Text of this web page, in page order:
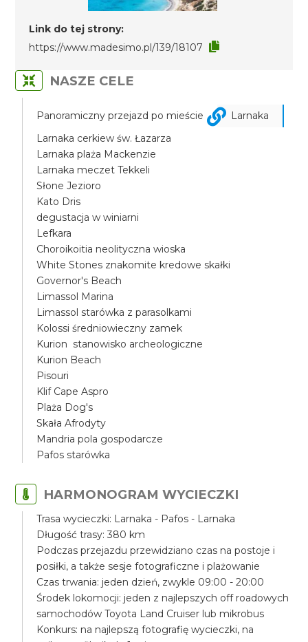
Link do tej strony:
https://www.madesimo.pl/139/18107
NASZE CELE
Panoramiczny przejazd po mieście
Larnaka
Larnaka cerkiew św. Łazarza
Larnaka plaża Mackenzie
Larnaka meczet Tekkeli
Słone Jezioro
Kato Dris
degustacja w winiarni
Lefkara
Choroikoitia neolityczna wioska
White Stones znakomite kredowe skałki
Governor's Beach
Limassol Marina
Limassol starówka z parasolkami
Kolossi średniowieczny zamek
Kurion stanowisko archeologiczne
Kurion Beach
Pisouri
Klif Cape Aspro
Plaża Dog's
Skała Afrodyty
Mandria pola gospodarcze
Pafos starówka
HARMONOGRAM WYCIECZKI
Trasa wycieczki: Larnaka - Pafos - Larnaka
Długość trasy: 380 km
Podczas przejazdu przewidziano czas na postoje i
posiłki, a także sesje fotograficzne i plażowanie
Czas trwania: jeden dzień, zwykle 09:00 - 20:00
Środek lokomocji: jeden z najlepszych off roadowych
samochodów Toyota Land Cruiser lub mikrobus
Konkurs: na najlepszą fotografię wycieczki, na